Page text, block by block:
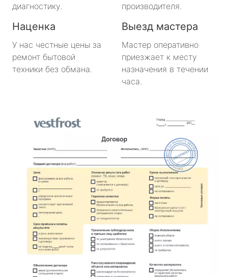
диагностику.
производителя.
Наценка
У нас честные цены за
ремонт бытовой
техники без обмана.
Выезд мастера
Мастер оперативно
приезжает к месту
назначения в течении
часа.